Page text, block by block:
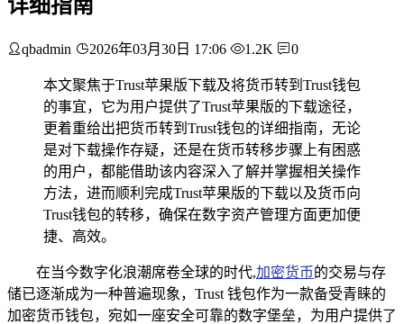
详细指南
qbadmin 2026年03月30日 17:06 1.2K 0
本文聚焦于Trust苹果版下载及将货币转到Trust钱包
的事宜，它为用户提供了Trust苹果版的下载途径，
更着重给出把货币转到Trust钱包的详细指南，无论
是对下载操作存疑，还是在货币转移步骤上有困惑
的用户，都能借助该内容深入了解并掌握相关操作
方法，进而顺利完成Trust苹果版的下载以及货币向
Trust钱包的转移，确保在数字资产管理方面更加便
捷、高效。
在当今数字化浪潮席卷全球的时代,加密货币的交易与存
储已逐渐成为一种普遍现象，Trust 钱包作为一款备受青睐的
加密货币钱包，宛如一座安全可靠的数字堡垒，为用户提供了